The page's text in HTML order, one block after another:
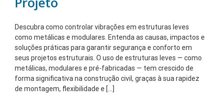
Descubra como controlar vibrações em estruturas leves
como metálicas e modulares. Entenda as causas, impactos e
soluções práticas para garantir segurança e conforto em
seus projetos estruturais. O uso de estruturas leves — como
metálicas, modulares e pré-fabricadas — tem crescido de
forma significativa na construção civil, graças à sua rapidez
de montagem, flexibilidade e [...]